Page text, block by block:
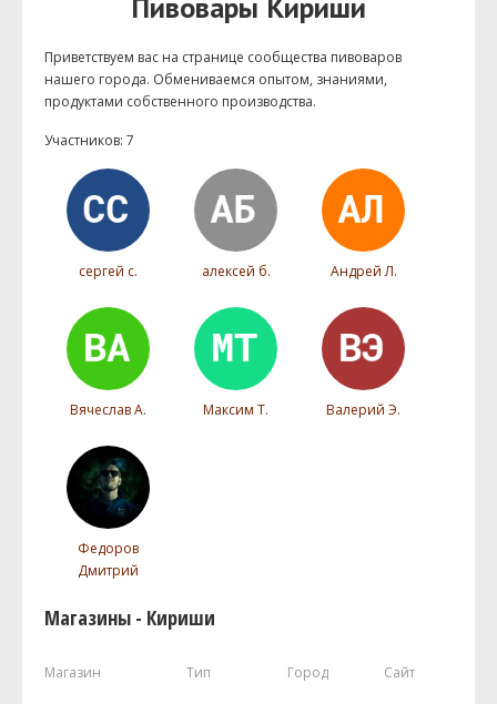
Приветствуем ваc на странице сообщества пивоваров
нашего города. Обмениваемся опытом, знаниями,
продуктами собственного производства.
Участников: 7
сергей с. алексей б. Андрей Л.
Вячеслав А. Максим Т. Валерий Э.
Федоров
Дмитрий
Магазины - Кириши
Магазин Тип Город Сайт